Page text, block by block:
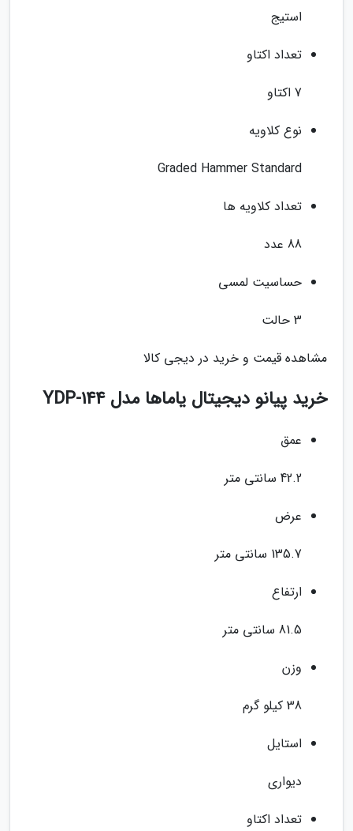
استیج
تعداد اکتاو
7 اکتاو
نوع کلاویه
Graded Hammer Standard
تعداد کلاویه ها
88 عدد
حساسیت لمسی
3 حالت
مشاهده قیمت و خرید در دیجی کالا
خرید پیانو دیجیتال یاماها مدل YDP-144
عمق
42.2 سانتی متر
عرض
135.7 سانتی متر
ارتفاع
81.5 سانتی متر
وزن
38 کیلو گرم
استایل
دیواری
تعداد اکتاو